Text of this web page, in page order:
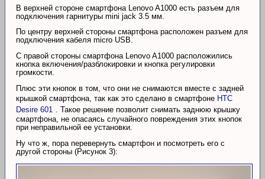
В верхней стороне смартфона Lenovo A1000 есть разъем для
подключения гарнитуры mini jack 3.5 мм.
По центру верхней стороны смартфона расположен разъем для
подключения кабеля micro USB.
С правой стороны смартфона Lenovo A1000 расположились
кнопка включения/разблокировки и кнопка регулировки
громкости.
Плюс эти кнопок в том, что они не снимаются вместе с задней
крышкой смартфона, так как это сделано в смартфоне HTC
Desire 601
. Такое решение позволит снимать заднюю крышку
смартфона, не опасаясь случайного повреждения этих кнопок
при неправильной ее установки.
Ну что ж, пора перевернуть смартфон и посмотреть его с
другой стороны (Рисунок 3):